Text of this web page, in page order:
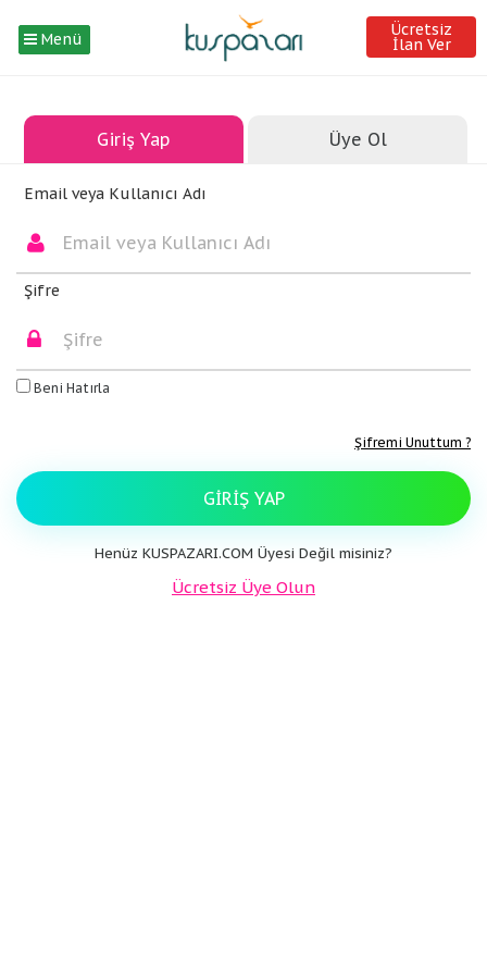
Menü Ücretsiz
İlan Ver
Giriş Yap Üye Ol
Email veya Kullanıcı Adı
Şifre
Beni Hatırla
Şifremi Unuttum ?
GIRIŞ YAP
Henüz KUSPAZARI.COM Üyesi Değil misiniz?
Ücretsiz Üye Olun